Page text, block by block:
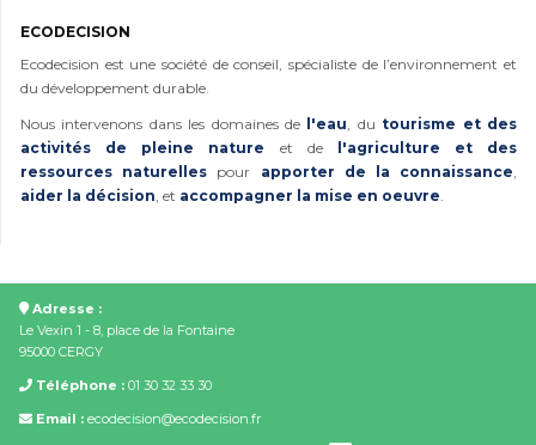
ECODECISION
Ecodecision est une société de conseil, spécialiste de l’environnement et
du développement durable.
Nous intervenons dans les domaines de
l'eau, du tourisme et des
activités de pleine nature et del'agriculture et des
ressources naturelles pour apporter de la connaissance,
aider la décision, et accompagner la mise en oeuvre.
Adresse :
Le Vexin 1 - 8, place de la Fontaine
95000 CERGY
Téléphone : 01 30 32 33 30
Email : ecodecision@ecodecision.fr